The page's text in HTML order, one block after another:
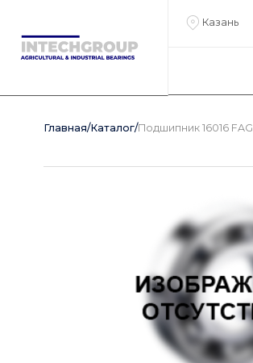
Казань
Главная/Каталог/Подшипник 16016 FAG